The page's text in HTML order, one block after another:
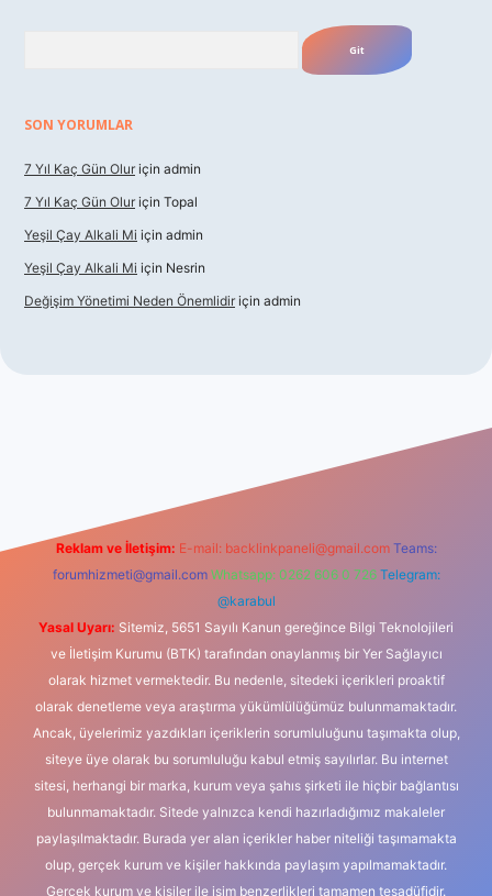
SON YORUMLAR
7 Yıl Kaç Gün Olur için admin
7 Yıl Kaç Gün Olur için Topal
Yeşil Çay Alkali Mi için admin
Yeşil Çay Alkali Mi için Nesrin
Değişim Yönetimi Neden Önemlidir için admin
Reklam ve İletişim: E-mail: backlinkpaneli@gmail.com Teams:
forumhizmeti@gmail.com Whatsapp: 0262 606 0 726 Telegram:
@karabul
Yasal Uyarı: Sitemiz, 5651 Sayılı Kanun gereğince Bilgi Teknolojileri
ve İletişim Kurumu (BTK) tarafından onaylanmış bir Yer Sağlayıcı
olarak hizmet vermektedir. Bu nedenle, sitedeki içerikleri proaktif
olarak denetleme veya araştırma yükümlülüğümüz bulunmamaktadır.
Ancak, üyelerimiz yazdıkları içeriklerin sorumluluğunu taşımakta olup,
siteye üye olarak bu sorumluluğu kabul etmiş sayılırlar. Bu internet
sitesi, herhangi bir marka, kurum veya şahıs şirketi ile hiçbir bağlantısı
bulunmamaktadır. Sitede yalnızca kendi hazırladığımız makaleler
paylaşılmaktadır. Burada yer alan içerikler haber niteliği taşımamakta
olup, gerçek kurum ve kişiler hakkında paylaşım yapılmamaktadır.
Gerçek kurum ve kişiler ile isim benzerlikleri tamamen tesadüfidir.